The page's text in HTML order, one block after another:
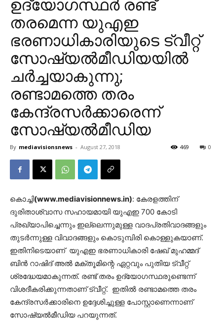
ഉദ്യോഗസ്ഥര്‍ രണ്ട്
തരമെന്ന യുഎഇ
ഭരണാധികാരിയുടെ ട്വീറ്റ്
സോഷ്യല്‍മീഡിയയില്‍
ചര്‍ച്ചയാകുന്നു;
രണ്ടാമത്തെ തരം
കേന്ദ്രസര്‍ക്കാരെന്ന്
സോഷ്യല്‍മീഡിയ
By mediavisionsnews - August 27, 2018 0
469
കൊച്ചി(www.mediavisionnews.in): കേരളത്തിന്
ദുരിതാശ്വാസ സഹായമായി യുഎഇ 700 കോടി
പ്രഖ്യാപിച്ചെന്നും ഇല്ലെന്നുമുള്ള വാദപ്രതിവാദങ്ങളും
തുടര്‍ന്നുള്ള വിവാദങ്ങളും കൊടുമ്പിരി കൊള്ളുകയാണ്.
ഇതിനിടെയാണ് യുഎഇ ഭരണാധികാരി ഷേഖ് മുഹമ്മദ്
ബിന്‍ റാഷിദ് അല്‍ മക്തൂമിന്റെ ഏറ്റവും പുതിയ ട്വീറ്റ്
ശ്രദ്ധേയമാകുന്നത്. രണ്ട് തരം ഉദ്യോഗസ്ഥരുണ്ടെന്ന്
വിശദീകരിക്കുന്നതാണ് ട്വീറ്റ്. ഇതില്‍ രണ്ടാമത്തെ തരം
കേന്ദ്രസര്‍ക്കാരിനെ ഉദ്ദേശിച്ചുള്ള പോസ്റ്റാണെന്നാണ്
സോഷ്യല്‍മീഡിയ പറയുന്നത്.